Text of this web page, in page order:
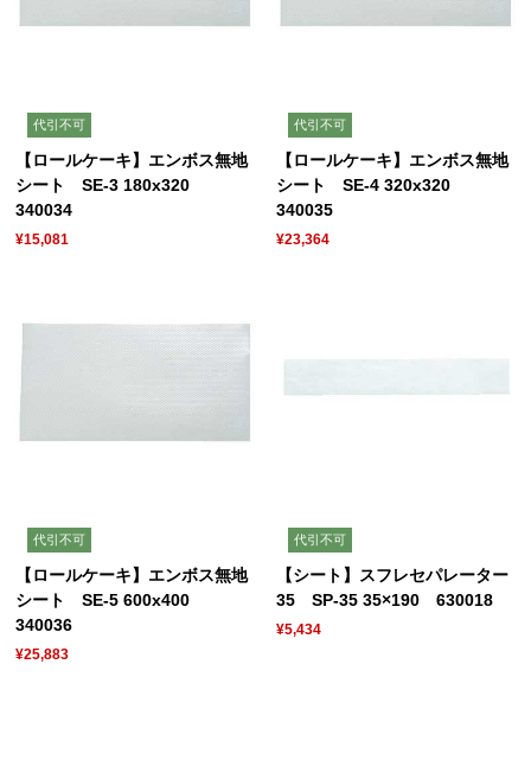
代引不可
【ロールケーキ】エンボス無地
シート SE-3 180x320
340034
¥15,081
代引不可
【ロールケーキ】エンボス無地
シート SE-4 320x320
340035
¥23,364
代引不可
【ロールケーキ】エンボス無地
シート SE-5 600x400
340036
¥25,883
代引不可
【シート】スフレセパレーター
35 SP-35 35×190 630018
¥5,434